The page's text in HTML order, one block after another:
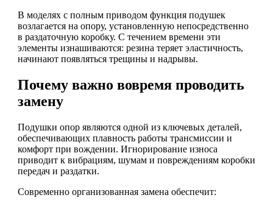
В моделях с полным приводом функция подушек
возлагается на опору, установленную непосредственно
в раздаточную коробку. С течением времени эти
элементы изнашиваются: резина теряет эластичность,
начинают появляться трещины и надрывы.
Почему важно вовремя проводить
замену
Подушки опор являются одной из ключевых деталей,
обеспечивающих плавность работы трансмиссии и
комфорт при вождении. Игнорирование износа
приводит к вибрациям, шумам и повреждениям коробки
передач и раздатки.
Современно организованная замена обеспечит: